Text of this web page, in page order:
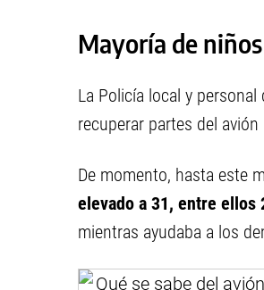
Mayoría de
La Policía local y
recuperar partes del
De momento, hasta este
elevado a 31, entre ellos
mientras ayudaba a los